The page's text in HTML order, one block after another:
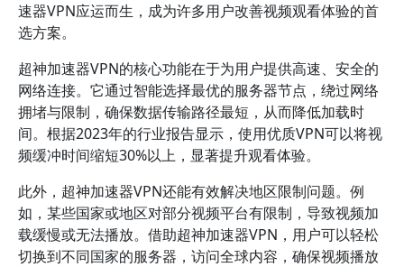
速器VPN应运而生，成为许多用户改善视频观看体验的首
选方案。
超神加速器VPN的核心功能在于为用户提供高速、安全的
网络连接。它通过智能选择最优的服务器节点，绕过网络
拥堵与限制，确保数据传输路径最短，从而降低加载时
间。根据2023年的行业报告显示，使用优质VPN可以将视
频缓冲时间缩短30%以上，显著提升观看体验。
此外，超神加速器VPN还能有效解决地区限制问题。例
如，某些国家或地区对部分视频平台有限制，导致视频加
载缓慢或无法播放。借助超神加速器VPN，用户可以轻松
切换到不同国家的服务器，访问全球内容，确保视频播放